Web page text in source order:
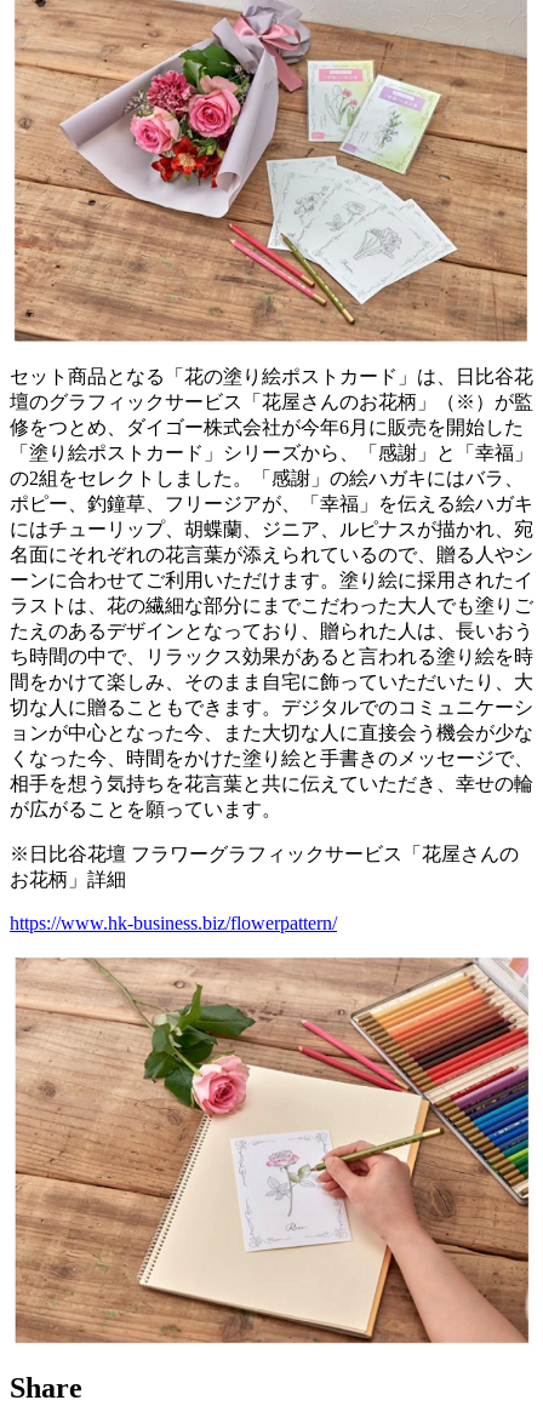
セット商品となる「花の塗り絵ポストカード」は、日比谷花
壇のグラフィックサービス「花屋さんのお花柄」（※）が監
修をつとめ、ダイゴー株式会社が今年6月に販売を開始した
「塗り絵ポストカード」シリーズから、「感謝」と「幸福」
の2組をセレクトしました。「感謝」の絵ハガキにはバラ、
ポピー、釣鐘草、フリージアが、「幸福」を伝える絵ハガキ
にはチューリップ、胡蝶蘭、ジニア、ルピナスが描かれ、宛
名面にそれぞれの花言葉が添えられているので、贈る人やシ
ーンに合わせてご利用いただけます。塗り絵に採用されたイ
ラストは、花の繊細な部分にまでこだわった大人でも塗りご
たえのあるデザインとなっており、贈られた人は、長いおう
ち時間の中で、リラックス効果があると言われる塗り絵を時
間をかけて楽しみ、そのまま自宅に飾っていただいたり、大
切な人に贈ることもできます。デジタルでのコミュニケーシ
ョンが中心となった今、また大切な人に直接会う機会が少な
くなった今、時間をかけた塗り絵と手書きのメッセージで、
相手を想う気持ちを花言葉と共に伝えていただき、幸せの輪
が広がることを願っています。
※日比谷花壇 フラワーグラフィックサービス「花屋さんの
お花柄」詳細
https://www.hk-business.biz/flowerpattern/
Share